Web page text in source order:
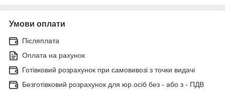
Умови оплати
Післяплата
Оплата на рахунок
Готівковий розрахунок при самовивозі з точки видачі
Безготівковий розрахунок для юр.осіб без - або з - ПДВ